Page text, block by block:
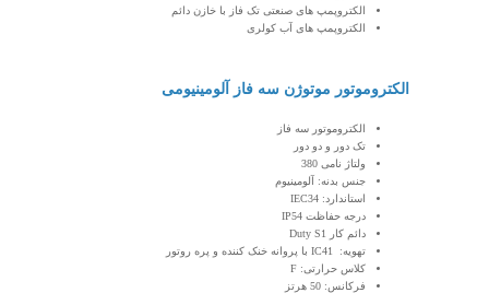
الکتروپمپ های صنعتی تک فاز با خازن دائم
الکتروپمپ های آب کولری
الکتروموتور موتوژن سه فاز آلومینیومی
الکتروموتور سه فاز
تک دور و دو دور
ولتاژ نامی 380
جنس بدنه: آلومینیوم
استاندارد: IEC34
درجه حفاظت IP54
دائم کار Duty S1
تهویه: IC41 با پروانه خنک کننده و پره روتور
کلاس حرارتی: F
فرکانس: 50 هرتز